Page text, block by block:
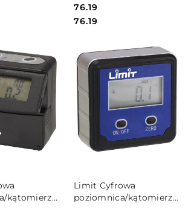
Cena:
76.19
Cena:
76.19
kątomierz
KOSZYKA
Limit Cyfrowa
poziomnica/kątomierz
DO KOSZYKA